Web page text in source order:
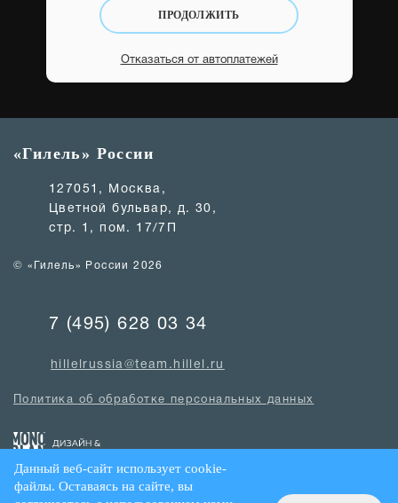
ПРОДОЛЖИТЬ
Отказаться от автоплатежей
«Гилель» России
127051, Москва,
Цветной бульвар, д. 30,
стр. 1, пом. 17/7П
© «Гилель» России 2026
7 (495) 628 03 34
hillelrussia@team.hillel.ru
Политика об обработке персональных данных
Данный веб-сайт использует cookie-
файлы. Оставаясь на сайте, вы